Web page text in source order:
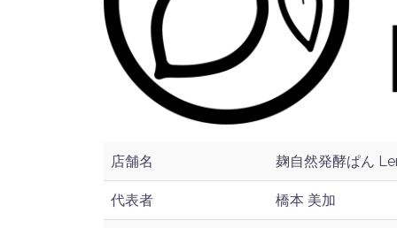
店舗名 麹自然発酵ぱん
代表者 橋本 美加